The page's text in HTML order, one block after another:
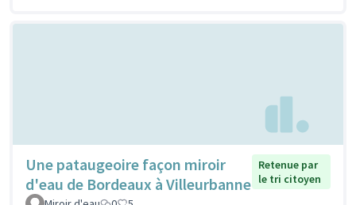
Une pataugeoire façon miroir
d'eau de Bordeaux à Villeurbanne
Retenue par
le tri citoyen